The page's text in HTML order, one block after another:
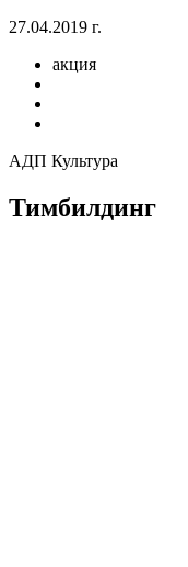
27.04.2019 г.
акция
АДП Культура
Тимбилдинг